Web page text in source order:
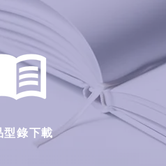
型錄下載